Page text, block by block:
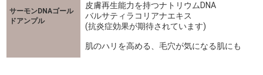
サーモンDNAゴール
ドアンプル
皮膚再生能力を持つナトリウムDNA
バルサティラコリアナエキス
(抗炎症効果が期待されています)
肌のハリを高める、毛穴が気になる肌にも